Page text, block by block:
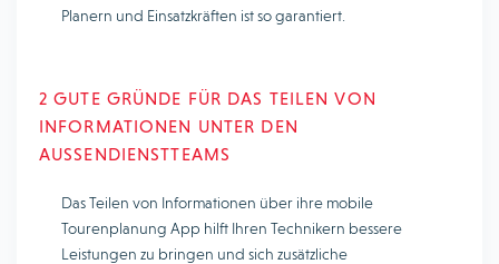
Planern und Einsatzkräften ist so garantiert.
2 GUTE GRÜNDE FÜR DAS TEILEN VON
INFORMATIONEN UNTER DEN
AUSSENDIENSTTEAMS
Das Teilen von Informationen über ihre mobile
Tourenplanung App hilft Ihren Technikern bessere
Leistungen zu bringen und sich zusätzliche